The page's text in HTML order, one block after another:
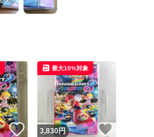
いいね！
3,830円
最大10%対象